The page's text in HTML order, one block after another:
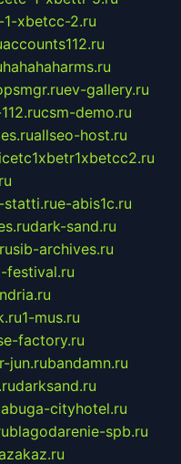
xbetcc-2.ru
accounts112.ru
hahahaharms.ru
ev-gallery.ru
csm-demo.ru
allseo-host.ru
e-abis1c.ru
dark-sand.ru
sib-archives.ru
festival.ru
1-mus.ru
factory.ru
jun.rubandamn.ru
darksand.ru
cityhotel.ru
blagodarenie-spb.ru